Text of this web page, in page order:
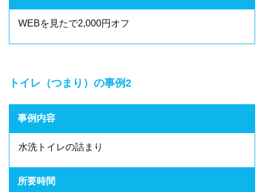
WEBを見たで2,000円オフ
トイレ（つまり）の事例2
事例内容
水洗トイレの詰まり
所要時間